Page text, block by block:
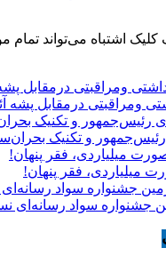
کلیک اشتباه می‌تواند
ومراقبتى درمقابل پشه
و تکنیک
میلیاردی، فقر پنهان!
جشنواره سواد رسانه‌ای